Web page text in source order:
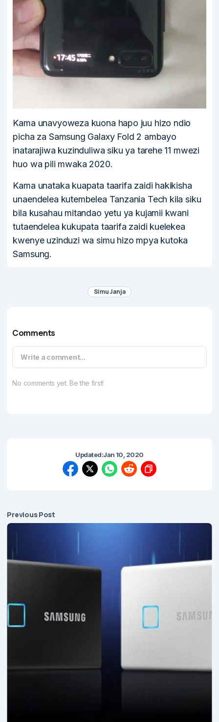
Kama unavyoweza kuona hapo juu hizo ndio
picha za Samsung Galaxy Fold 2 ambayo
inatarajiwa kuzinduliwa siku ya tarehe 11 mwezi
huo wa pili mwaka 2020.
Kama unataka kuapata taarifa zaidi hakikisha
unaendelea kutembelea Tanzania Tech kila siku
bila kusahau mitandao yetu ya kujamii kwani
tutaendelea kukupata taarifa zaidi kuelekea
kwenye uzinduzi wa simu hizo mpya kutoka
Samsung.
Simu Janja
Comments
Write a comment...
No comments yet. Be the first!
Updated:Jan 10, 2020
Previous Post